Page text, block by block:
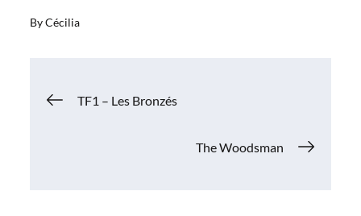
ByCécilia
Navigation
TF1 – Les Bronzés
The Woodsman